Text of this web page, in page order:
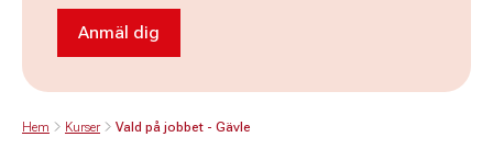
Anmäl dig till Vald på jobbet - Gävle
Anmäl dig
Hem Kurser Vald på jobbet - Gävle